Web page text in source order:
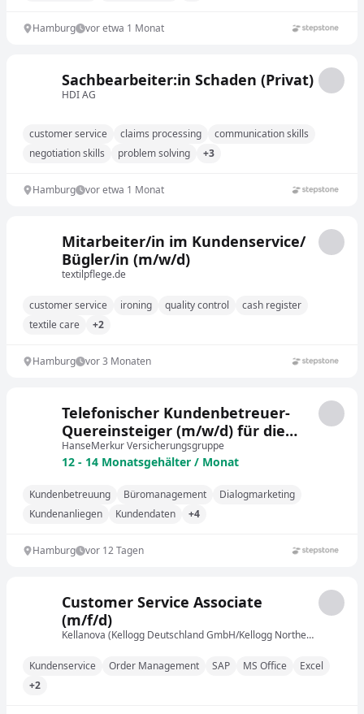
Hamburg vor etwa 1 Monat
Sachbearbeiter:in Schaden (Privat)
HDI AG
customer service claims processing
communication skills
negotiation skills
problem solving +3
Hamburg vor etwa 1 Monat
Mitarbeiter/in im Kundenservice/
Bügler/in (m/w/d)
textilpflege.de
customer service ironing quality control
cash register
textile care
+2
Hamburg vor 3 Monaten
Telefonischer Kundenbetreuer-
Quereinsteiger (m/w/d) für die
Krankenversicherung
HanseMerkur Versicherungsgruppe
12 - 14 Monatsgehälter / Monat
Kundenbetreuung Büromanagement
Dialogmarketing
Kundenanliegen
Kundendaten +4
Hamburg vor 12 Tagen
Customer Service Associate
(m/f/d)
Kellanova (Kellogg Deutschland GmbH/Kellogg Northern Europe GmbH)
Kundenservice Order Management SAP MS Office
Excel
+2